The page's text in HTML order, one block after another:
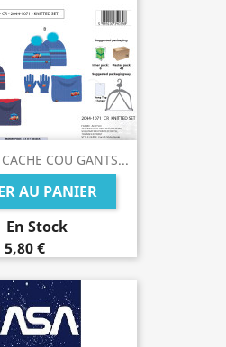
COU GANTS...
AU PANIER
En Stock
5,80 €